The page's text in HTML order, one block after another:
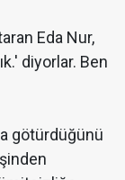
Eda Nur,
diyorlar. Ben
götürdüğünü